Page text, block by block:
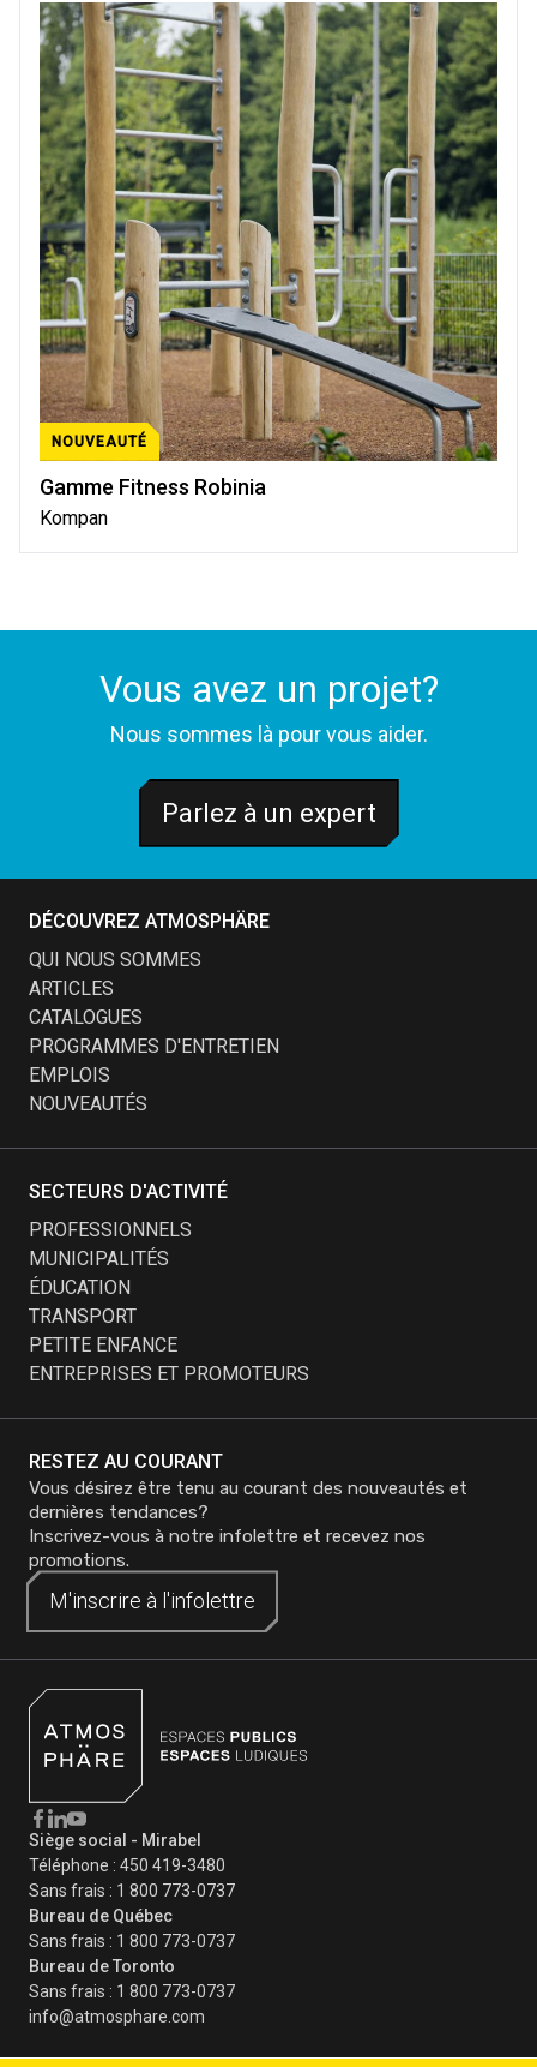
NOUVEAUTÉ
Gamme Fitness Robinia
Kompan
Vous avez un projet?
Nous sommes là pour vous aider.
Parlez à un expert
Siège social - Mirabel
Téléphone : 450 419-3480
Sans frais : 1 800 773-0737
Bureau de Québec
Sans frais : 1 800 773-0737
Bureau de Toronto
Sans frais : 1 800 773-0737
info@atmosphare.com
RESTEZ AU COURANT
Vous désirez être tenu au courant des nouveautés et
dernières tendances?
Inscrivez-vous à notre infolettre et recevez nos
promotions.
M'inscrire à l'infolettre
M'inscrire à l'infolettre
DÉCOUVREZ ATMOSPHÄRE
QUI NOUS SOMMES
ARTICLES
CATALOGUES
PROGRAMMES D'ENTRETIEN
EMPLOIS
NOUVEAUTÉS
SECTEURS D'ACTIVITÉ
PROFESSIONNELS
MUNICIPALITÉS
ÉDUCATION
TRANSPORT
PETITE ENFANCE
ENTREPRISES ET PROMOTEURS